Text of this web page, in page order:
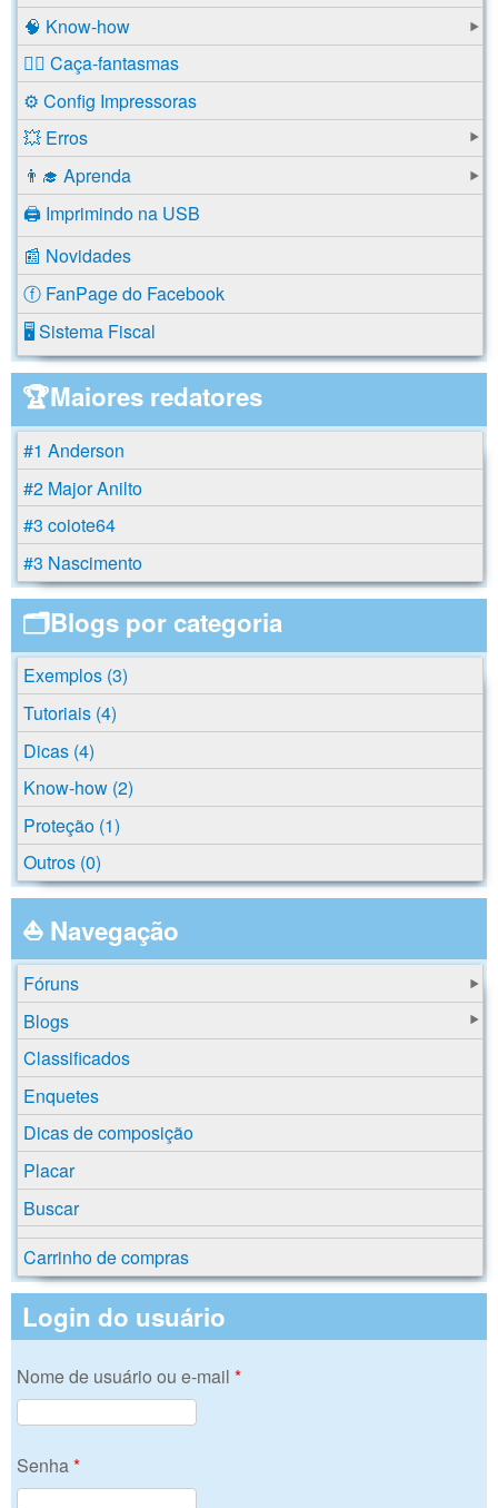
🧠 Know-how
🕵️‍♂️ Caça-fantasmas
⚙️ Config Impressoras
💥 Erros
👨‍🎓 Aprenda
🖨️ Imprimindo na USB
📰 Novidades
ⓕ FanPage do Facebook
🖥️ Sistema Fiscal
🏆Maiores redatores
#1 Anderson
#2 Major Anilto
#3 coiote64
#3 Nascimento
🗂️Blogs por categoria
Exemplos (3)
Tutoriais (4)
Dicas (4)
Know-how (2)
Proteção (1)
Outros (0)
⛵ Navegação
Fóruns
Blogs
Classificados
Enquetes
Dicas de composição
Placar
Buscar
Carrinho de compras
Login do usuário
Nome de usuário ou e-mail *
Senha *